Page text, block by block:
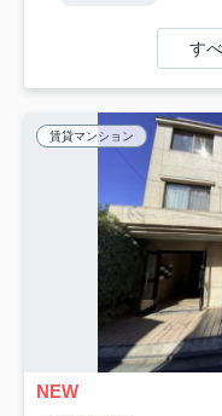
す
賃貸マンション
NEW